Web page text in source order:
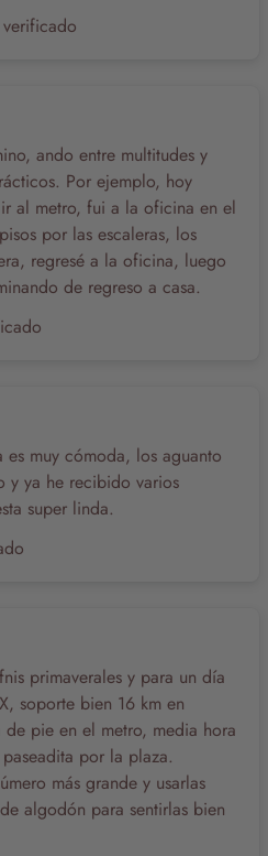
ando entre multitudes y
Por ejemplo, hoy
al metro, fui a la oficina en el
por las escaleras, los
regresé a la oficina, luego
de regreso a casa.
es muy cómoda, los aguanto
y ya he recibido varios
super linda.
primaverales y para un día
soporte bien 16 km en
pie en el metro, media hora
por la plaza.
más grande y usarlas
algodón para sentirlas bien